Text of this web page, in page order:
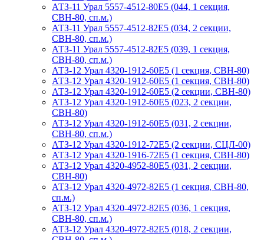
АТЗ-11 Урал 5557-4512-80Е5 (044, 1 секция,
СВН-80, сп.м.)
АТЗ-11 Урал 5557-4512-82Е5 (034, 2 секции,
СВН-80, сп.м.)
АТЗ-11 Урал 5557-4512-82Е5 (039, 1 секция,
СВН-80, сп.м.)
АТЗ-12 Урал 4320-1912-60Е5 (1 секция, СВН-80)
АТЗ-12 Урал 4320-1912-60Е5 (1 секция, СВН-80)
АТЗ-12 Урал 4320-1912-60Е5 (2 секции, СВН-80)
АТЗ-12 Урал 4320-1912-60Е5 (023, 2 секции,
СВН-80)
АТЗ-12 Урал 4320-1912-60Е5 (031, 2 секции,
СВН-80, сп.м.)
АТЗ-12 Урал 4320-1912-72Е5 (2 секции, СЦЛ-00)
АТЗ-12 Урал 4320-1916-72Е5 (1 секция, СВН-80)
АТЗ-12 Урал 4320-4952-80Е5 (031, 2 секции,
СВН-80)
АТЗ-12 Урал 4320-4972-82Е5 (1 секция, СВН-80,
сп.м.)
АТЗ-12 Урал 4320-4972-82Е5 (036, 1 секция,
СВН-80, сп.м.)
АТЗ-12 Урал 4320-4972-82Е5 (018, 2 секции,